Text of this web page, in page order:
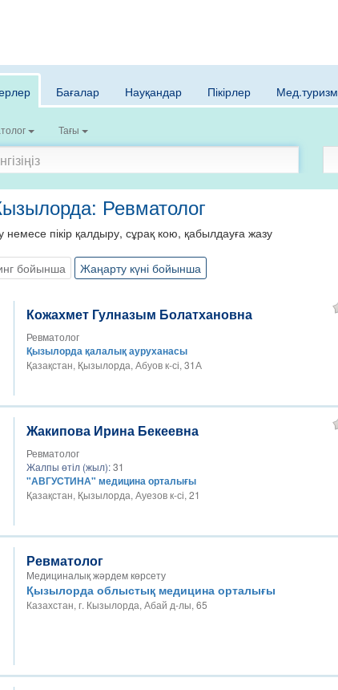
Бағалар Науқандар Пікірлер Мед.туризм
Тағы
Ревматолог
немесе пікір қалдыру, сұрақ кою, қабылдауға жазу
бойынша Жаңарту күні бойынша
Кожахмет Гулназым Болатхановна
Ревматолог
Қызылорда қалалық ауруханасы
Қазақстан, Қызылорда, Абуов к-сі, 31А
Жакипова Ирина Бекеевна
Ревматолог
Жалпы өтіл (жыл):31
"АВГУСТИНА" медицина орталығы
Қазақстан, Қызылорда, Ауезов к-сі, 21
Ревматолог
Медициналық жәрдем көрсету
Қызылорда облыстық медицина орталығы
Казахстан, г. Кызылорда, Абай д-лы, 65